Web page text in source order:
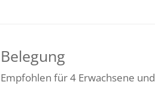
Belegung
Empfohlen für 4 Erwachsene